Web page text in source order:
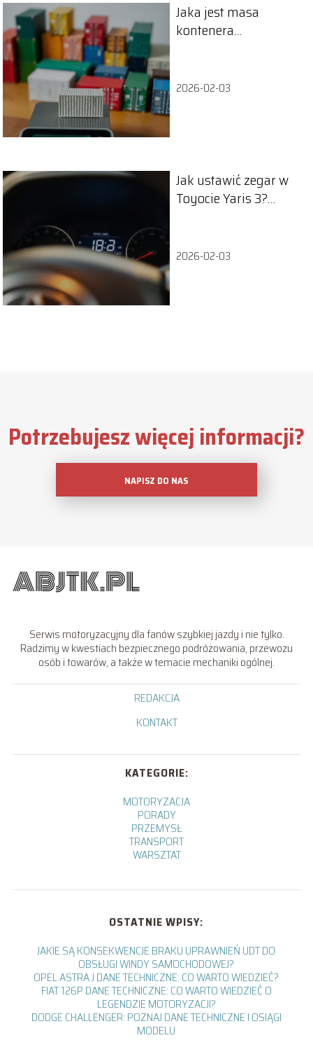
Jaka jest masa
kontenera
typów
2026-02-03
Jak ustawić zegar w
Toyocie Yaris 3?
2026-02-03
Potrzebujesz więcej informacji?
NAPISZ DO NAS
Serwis motoryzacyjny dla fanów szybkiej jazdy i nie tylko.
Radzimy w kwestiach bezpiecznego podróżowania, przewozu
osób i towarów, a także w temacie mechaniki ogólnej.
REDAKCJA
KONTAKT
KATEGORIE:
MOTORYZACJA
PORADY
PRZEMYSŁ
TRANSPORT
WARSZTAT
OSTATNIE WPISY:
JAKIE SĄ KONSEKWENCJE BRAKU UPRAWNIEŃ UDT DO
OBSŁUGI WINDY SAMOCHODOWEJ?
OPEL ASTRA J DANE TECHNICZNE: CO WARTO WIEDZIEĆ?
FIAT 126P DANE TECHNICZNE: CO WARTO WIEDZIEĆ O
LEGENDZIE MOTORYZACJI?
DODGE CHALLENGER: POZNAJ DANE TECHNICZNE I OSIĄGI
MODELU